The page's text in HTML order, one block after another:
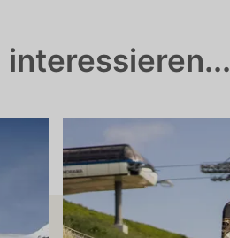
interessieren...